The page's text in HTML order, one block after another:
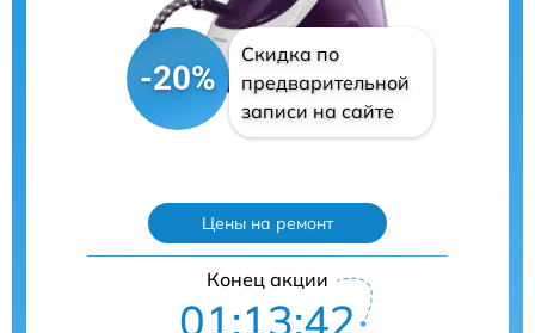
-20%
Скидка по
предварительной
записи на сайте
Цены на ремонт
Конец акции
01:13:41